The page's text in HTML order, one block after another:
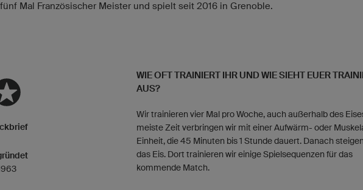
fünf Mal Französischer Meister und spielt seit 2016 in Grenoble.
WIE OFT TRAINIERT IHR UND WIE SIEHT EUER
AUS?
Wir trainieren vier Mal pro Woche, auch außerhalb des
meiste Zeit verbringen wir mit einer Aufwärm- oder
Einheit, die 45 Minuten bis 1 Stunde dauert. Danach
das Eis. Dort trainieren wir einige Spielsequenzen für das
kommende Match.